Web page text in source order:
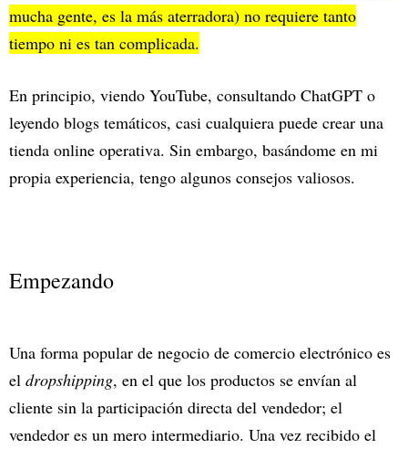
mucha gente, es la más aterradora) no requiere tanto
tiempo ni es tan complicada.
En principio, viendo YouTube, consultando ChatGPT o
leyendo blogs temáticos, casi cualquiera puede crear una
tienda online operativa. Sin embargo, basándome en mi
propia experiencia, tengo algunos consejos valiosos.
Empezando
Una forma popular de negocio de comercio electrónico es
el dropshipping, en el que los productos se envían al
cliente sin la participación directa del vendedor; el
vendedor es un mero intermediario. Una vez recibido el